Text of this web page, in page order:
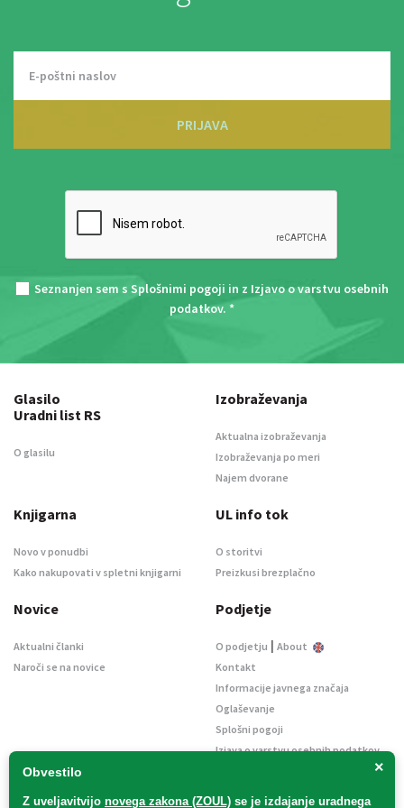
PRIJAVA
Seznanjen sem s Splošnimi pogoji in z Izjavo o varstvu osebnih
podatkov. *
×
Obvestilo
Z uveljavitvijo novega zakona (ZOUL) se je izdajanje uradnega
Glasilo
Uradni list RS
O glasilu
Izobraževanja
Aktualna izobraževanja
Izobraževanja po meri
Najem dvorane
Knjigarna
Novo v ponudbi
Kako nakupovati v spletni knjigarni
UL info tok
O storitvi
Preizkusi brezplačno
Novice
Aktualni članki
Naroči se na novice
Podjetje
O podjetju | About
Kontakt
Informacije javnega značaja
Oglaševanje
Splošni pogoji
Izjava o varstvu osebnih podatkov